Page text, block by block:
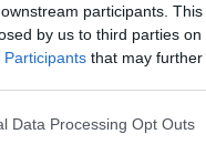
participants.
by us to third parties on
Participants that may
Data Processing Opt Outs
Εθνικό Πρόγραμμα
του Αεροδρομίου Πάρου
168 αιτήσεις από 23